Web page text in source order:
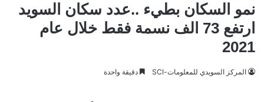
نمو السكان بطيء ..عدد سكان السويد
ارتفع 73 الف نسمة فقط خلال عام
2021
المركز السويدي للمعلومات-SCI دقيقة واحدة